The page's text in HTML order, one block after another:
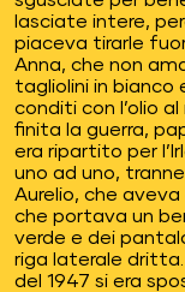
lasciate intere,
piaceva tirarle
Anna, che non
tagliolini in bianco
conditi con l’olio
finita la guerra,
era ripartito per
uno ad uno, tranne
Aurelio, che aveva
che portava un
verde e dei
riga laterale dritta.
del 1947 si era